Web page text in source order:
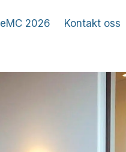
eMC 2026 Kontakt oss